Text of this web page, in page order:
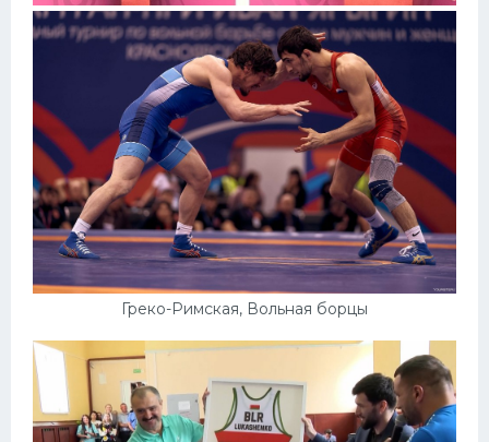
Греко-Римская, Вольная борцы